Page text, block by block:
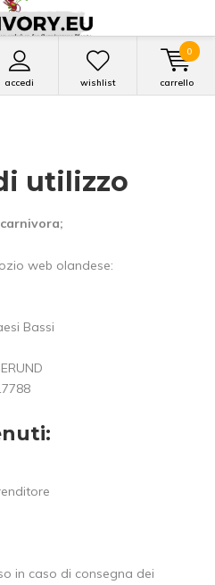
accedi wishlist carrello
0
utilizzo
web olandese:
Bassi
in caso di consegna dei